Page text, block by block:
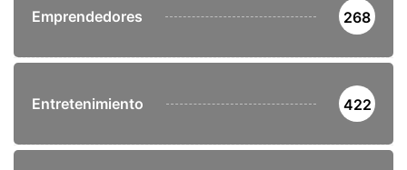
Emprendedores 268
Entretenimiento 422